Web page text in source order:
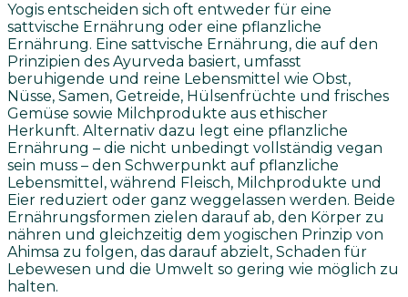
Yogis entscheiden sich oft entweder für eine
sattvische Ernährung oder eine pflanzliche
Ernährung. Eine sattvische Ernährung, die auf den
Prinzipien des Ayurveda basiert, umfasst
beruhigende und reine Lebensmittel wie Obst,
Nüsse, Samen, Getreide, Hülsenfrüchte und frisches
Gemüse sowie Milchprodukte aus ethischer
Herkunft. Alternativ dazu legt eine pflanzliche
Ernährung – die nicht unbedingt vollständig vegan
sein muss – den Schwerpunkt auf pflanzliche
Lebensmittel, während Fleisch, Milchprodukte und
Eier reduziert oder ganz weggelassen werden. Beide
Ernährungsformen zielen darauf ab, den Körper zu
nähren und gleichzeitig dem yogischen Prinzip von
Ahimsa zu folgen, das darauf abzielt, Schaden für
Lebewesen und die Umwelt so gering wie möglich zu
halten.